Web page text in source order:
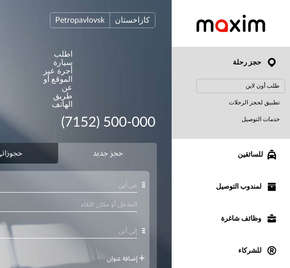
حجز رحلة
طلب أون لاين
تطبيق لحجز الرحلات
خدمات التوصيل
للسائقين
لمندوب التوصيل
وظائف شاغرة
للشركاء
كازاخستان Petropavlovsk
اطلب
سيارة
أجرة عبر
الموقع أو
عن
طريق
الهاتف
(7152) 500-000